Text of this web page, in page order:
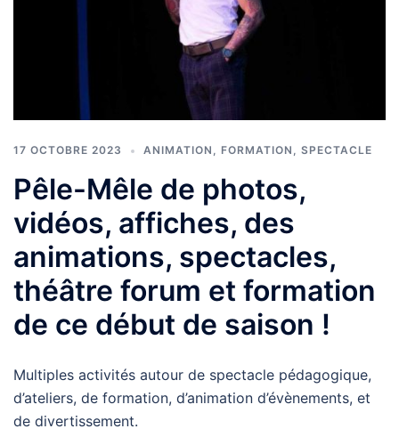
17 OCTOBRE 2023 ANIMATION , FORMATION , SPECTACLE
Pêle-Mêle de photos,
vidéos, affiches, des
animations, spectacles,
théâtre forum et formation
de ce début de saison !
Multiples activités autour de spectacle pédagogique,
d’ateliers, de formation, d’animation d’évènements, et
de divertissement.